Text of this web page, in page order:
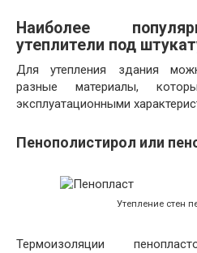
Наиболее
утеплители под
Для утепления здания
разные материалы,
эксплуатационными
Пенополистирол или
Утепление стен
Термоизоляции